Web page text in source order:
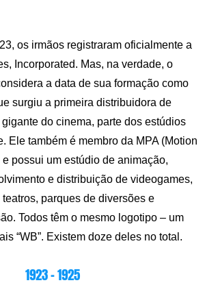
os irmãos registraram oficialmente a
Incorporated. Mas, na verdade, o
a data de sua formação como
surgiu a primeira distribuidora de
do cinema, parte dos estúdios
Ele também é membro da MPA (Motion
possui um estúdio de animação,
e distribuição de videogames,
parques de diversões e
Todos têm o mesmo logotipo – um
“WB”. Existem doze deles no total.
1923 – 1925